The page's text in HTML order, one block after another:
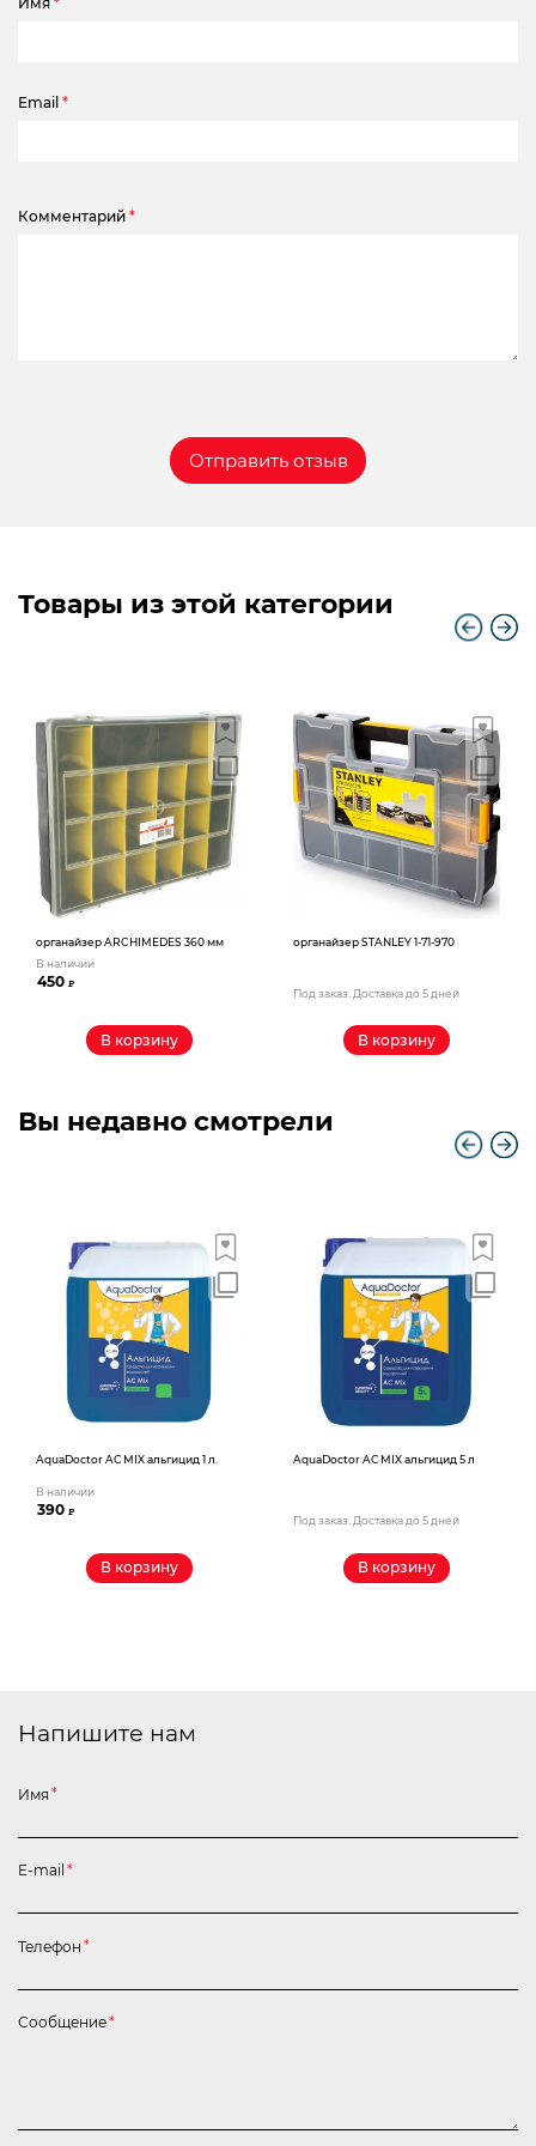
Email *
Комментарий *
Товары из этой категории
органайзер ARCHIMEDES 360 мм
В наличии
450₽
В корзину
органайзер STANLEY 1-71-970
Под заказ. Доставка до 5 дней
В корзину
Вы недавно смотрели
AquaDoctor AС MIX альгицид 1 л.
В наличии
390₽
В корзину
AquaDoctor AС MIX альгицид 5 л
Под заказ. Доставка до 5 дней
В корзину
Напишите нам
Имя *
E-mail *
Телефон *
Сообщение*